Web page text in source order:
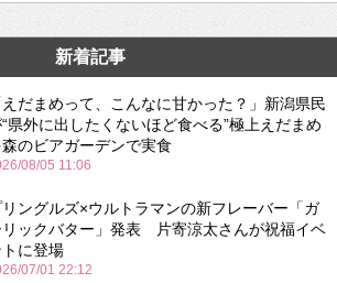
新着記事
えだまめって、こんなに甘かった？」新潟県民
県外に出したくないほど食べる”極上えだまめ
森のビアガーデンで実食
08/05 11:06
リングルズ×ウルトラマンの新フレーバー「ガ
リックバター」発表 片寄涼太さんが祝福イベ
トに登場
07/01 22:12